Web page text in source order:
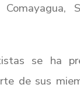
se ha
de sus